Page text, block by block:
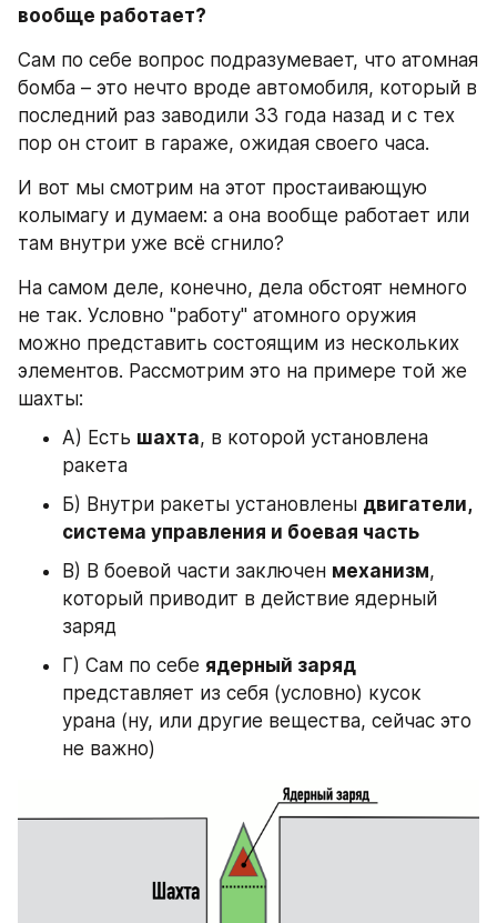
вообще работает?
Сам по себе вопрос подразумевает, что атомная
бомба – это нечто вроде автомобиля, который в
последний раз заводили 33 года назад и с тех
пор он стоит в гараже, ожидая своего часа.
И вот мы смотрим на этот простаивающую
колымагу и думаем: а она вообще работает или
там внутри уже всё сгнило?
На самом деле, конечно, дела обстоят немного
не так. Условно "работу" атомного оружия
можно представить состоящим из нескольких
элементов. Рассмотрим это на примере той же
шахты:
А) Есть шахта, в которой установлена
ракета
Б) Внутри ракеты установлены двигатели,
система управления и боевая часть
В) В боевой части заключен механизм,
который приводит в действие ядерный
заряд
Г) Сам по себе ядерный заряд
представляет из себя (условно) кусок
урана (ну, или другие вещества, сейчас это
не важно)